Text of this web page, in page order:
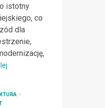
istotny
co
dla